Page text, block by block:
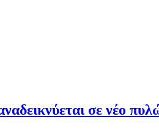
σε νέο